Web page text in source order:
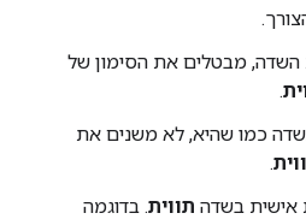
מבטלים את הסימון של
כמו שהיא, לא משנים את
.
בשדהתווית. בדוגמה